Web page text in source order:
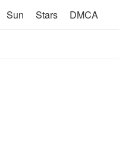
Sun Stars DMCA